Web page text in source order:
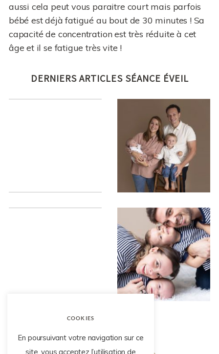
aussi cela peut vous paraitre court mais parfois
bébé est déjà fatigué au bout de 30 minutes ! Sa
capacité de concentration est très réduite à cet
âge et il se fatigue très vite !
DERNIERS ARTICLES SÉANCE ÉVEIL
À ENGHIEN
ENGHIEN
SÉANCE ÉVEIL – STUDIO
LISE TRÉMENT
COOKIES
En poursuivant votre navigation sur ce
site, vous acceptez l’utilisation de